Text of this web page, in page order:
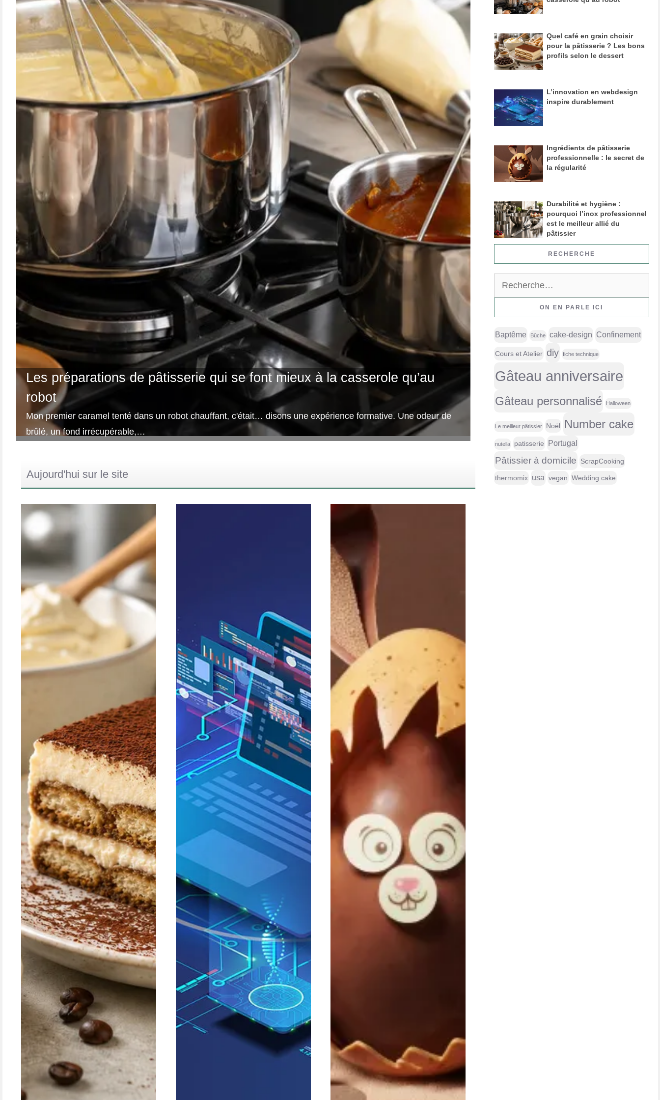
Les préparations de pâtisserie qui se font mieux à la casserole qu’au
robot
Mon premier caramel tenté dans un robot chauffant, c'était… disons une expérience formative. Une odeur de
brûlé, un fond irrécupérable,…
Aujourd'hui sur le site
Quel café en grain choisir
pour la pâtisserie ? Les bons
profils selon le dessert
L’innovation en webdesign
inspire durablement
Ingrédients de pâtisserie
professionnelle : le secret de
la régularité
Durabilité et hygiène :
pourquoi l’inox professionnel
est le meilleur allié du
pâtissier
RECHERCHE
ON EN PARLE ICI
Baptême Bûche cake-design Confinement
Cours et Atelier diy fiche technique
Gâteau anniversaire
Gâteau personnalisé Halloween
Le meilleur pâtissier Noël Number cake
nutella patisserie Portugal
Pâtissier à domicile ScrapCooking
thermomix usa vegan Wedding cake